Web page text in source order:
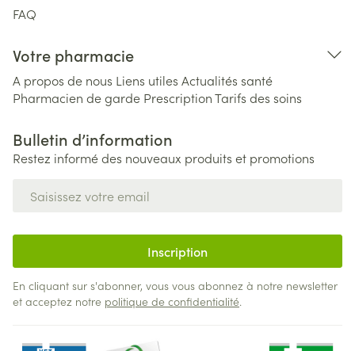
FAQ
Votre pharmacie
A propos de nous Liens utiles Actualités santé
Pharmacien de garde PrescriptionTarifs des soins
Bulletin d’information
Restez informé des nouveaux produits et promotions
Inscription
En cliquant sur s'abonner, vous vous abonnez à notre newsletter
et acceptez notre politique de confidentialité.